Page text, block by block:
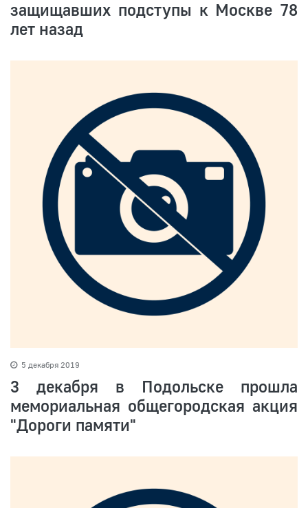
защищавших подступы к Москве 78
лет назад
5 декабря 2019
3 декабря в Подольске прошла
мемориальная общегородская акция
"Дороги памяти"